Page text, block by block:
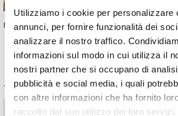
Utilizziamo i cookie per personalizzare
annunci, per fornire funzionalità dei
analizzare il nostro traffico.
informazioni sul modo in cui utilizza il
nostri partner che si occupano di
pubblicità e social media, i quali
con altre informazioni che ha fornito
raccolto dal suo utilizzo dei loro servizi.
INKBIUU16
Informazioni tecniche